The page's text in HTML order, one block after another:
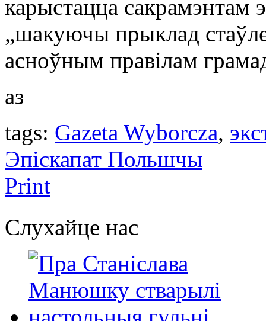
карыстацца сакрамэнтам
„шакуючы прыклад
асноўным правілам
аз
tags: Gazeta Wyborcza,
Эпіскапат Польшчы
Print
Слухайце нас